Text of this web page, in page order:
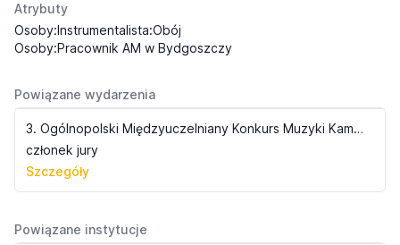
Atrybuty
Osoby:Instrumentalista:Obój
Osoby:Pracownik AM w Bydgoszczy
Powiązane wydarzenia
3. Ogólnopolski Międzyuczelniany Konkurs Muzyki Kameralnej - na zespoły instrumentów dętych
członek jury
Szczegóły
Powiązane instytucje